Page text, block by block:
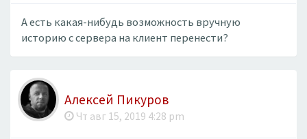
А есть какая-нибудь возможность вручную
историю с сервера на клиент перенести?
Алексей Пикуров
Чт авг 15, 2019 4:28 pm